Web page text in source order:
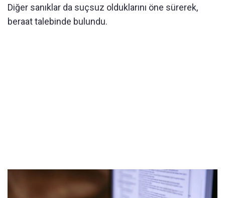
Diğer sanıklar da suçsuz olduklarını öne sürerek,
beraat talebinde bulundu.